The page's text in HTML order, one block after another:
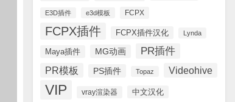
E3D插件 e3d模板 FCPX
FCPX插件 FCPX插件汉化 Lynda
Maya插件 MG动画 PR插件
PR模板 PS插件 Topaz Videohive
VIP vray渲染器 中文汉化